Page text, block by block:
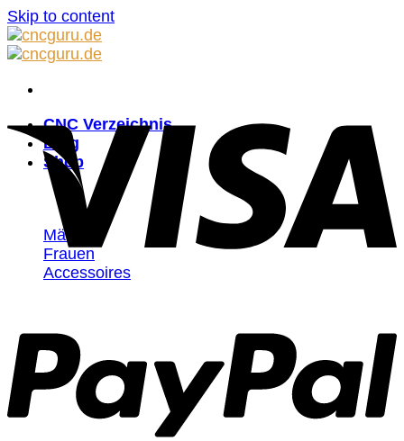
Skip to content
CNC Verzeichnis
Blog
Shop
Männer
Frauen
Accessoires